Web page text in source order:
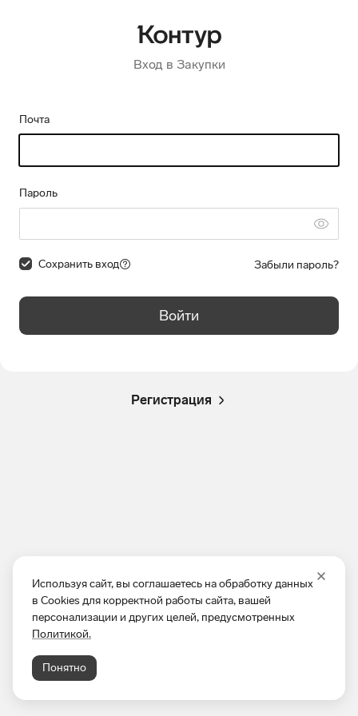
Используя сайт, вы соглашаетесь на обработку данных
в Cookies для корректной работы сайта, вашей
персонализации и других целей, предусмотренных
Политикой.
Понятно
Вход в Закупки
Почта
Пароль
Сохранить вход Забыли пароль?
Войти
Регистрация